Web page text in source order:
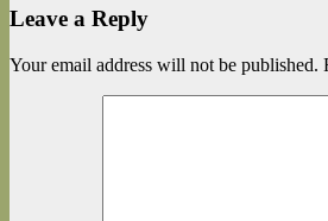
Leave a Reply
Your email address will not be published.